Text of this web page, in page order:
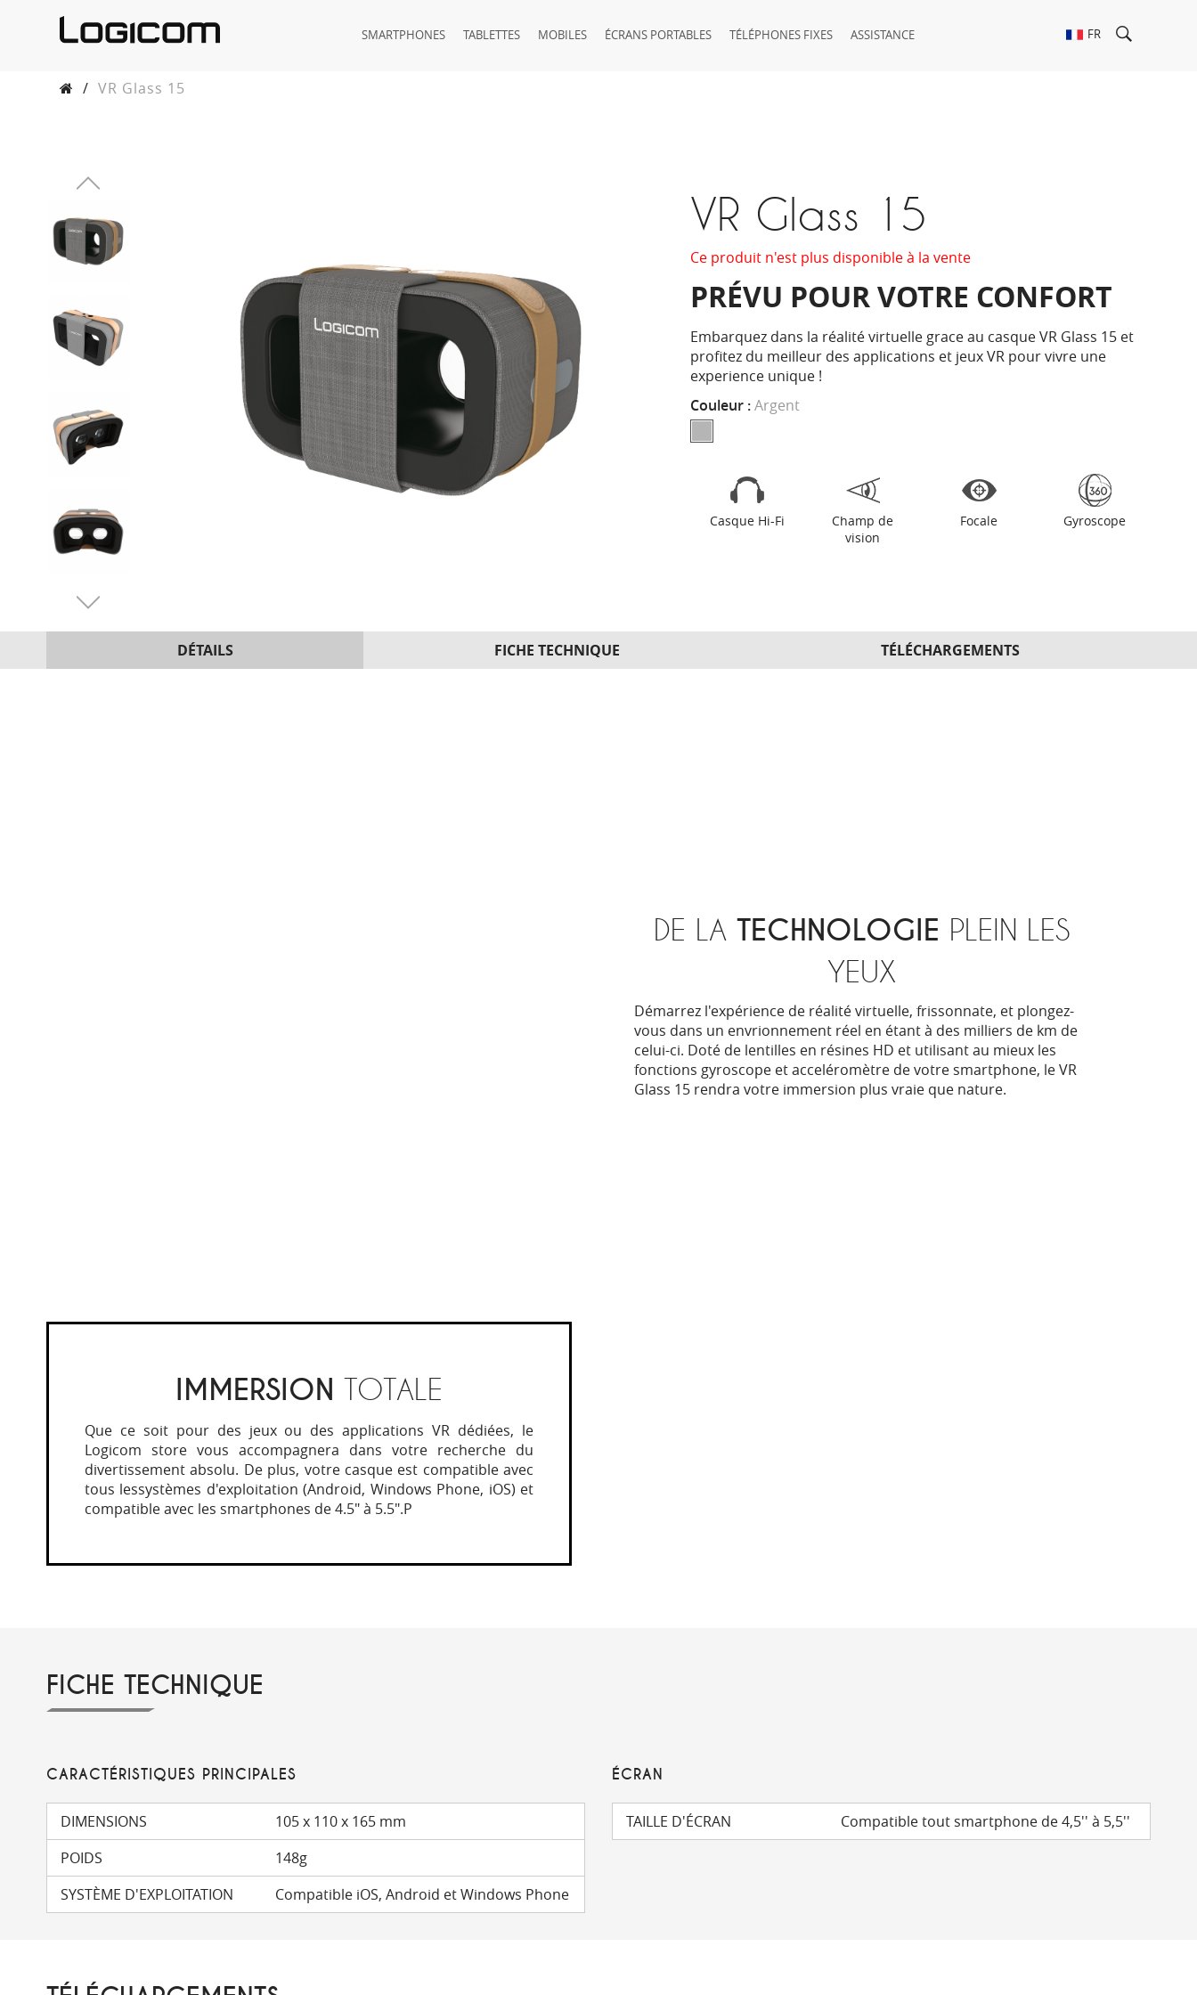
SMARTPHONES TABLETTES MOBILES ÉCRANS PORTABLES TÉLÉPHONES FIXES ASSISTANCE FR
/ VR Glass 15
VR Glass 15
Ce produit n'est plus disponible à la vente
PRÉVU POUR VOTRE CONFORT
Embarquez dans la réalité virtuelle grace au casque VR Glass 15 et
profitez du meilleur des applications et jeux VR pour vivre une
experience unique !
Couleur :Argent
Casque Hi-Fi
Champ de
vision
Focale Gyroscope
DÉTAILS FICHE TECHNIQUE TÉLÉCHARGEMENTS
DE LA TECHNOLOGIE PLEIN LES
YEUX
Démarrez l'expérience de réalité virtuelle, frissonnate, et plongez-
vous dans un envrionnement réel en étant à des milliers de km de
celui-ci. Doté de lentilles en résines HD et utilisant au mieux les
fonctions gyroscope et acceléromètre de votre smartphone, le VR
Glass 15 rendra votre immersion plus vraie que nature.
IMMERSION TOTALE
Que ce soit pour des jeux ou des applications VR dédiées, le
Logicom store vous accompagnera dans votre recherche du
divertissement absolu. De plus, votre casque est compatible avec
tous lessystèmes d'exploitation (Android, Windows Phone, iOS) et
compatible avec les smartphones de 4.5" à 5.5".P
FICHE TECHNIQUE
CARACTÉRISTIQUES PRINCIPALES
DIMENSIONS
105 x 110 x 165 mm
POIDS
148g
SYSTÈME D'EXPLOITATION
Compatible iOS, Android et Windows Phone
ÉCRAN
TAILLE D'ÉCRAN Compatible tout smartphone de 4,5'' à 5,5''